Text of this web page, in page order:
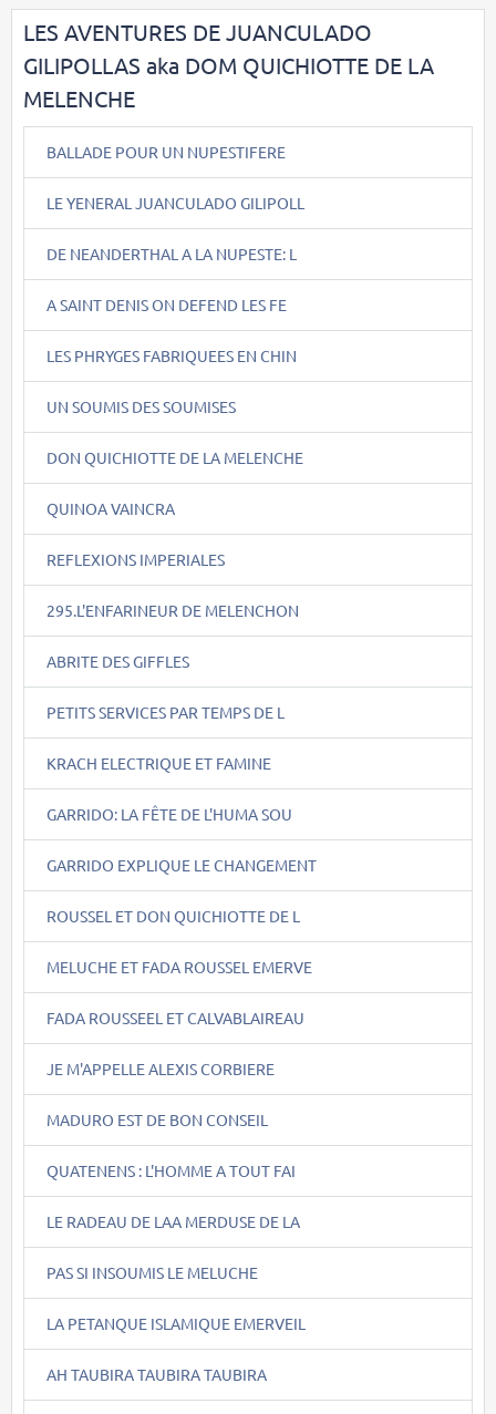
LES AVENTURES DE JUANCULADO
GILIPOLLAS aka DOM QUICHIOTTE DE LA
MELENCHE
BALLADE POUR UN NUPESTIFERE
LE YENERAL JUANCULADO GILIPOLL
DE NEANDERTHAL A LA NUPESTE: L
A SAINT DENIS ON DEFEND LES FE
LES PHRYGES FABRIQUEES EN CHIN
UN SOUMIS DES SOUMISES
DON QUICHIOTTE DE LA MELENCHE
QUINOA VAINCRA
REFLEXIONS IMPERIALES
295.L'ENFARINEUR DE MELENCHON
ABRITE DES GIFFLES
PETITS SERVICES PAR TEMPS DE L
KRACH ELECTRIQUE ET FAMINE
GARRIDO: LA FÊTE DE L'HUMA SOU
GARRIDO EXPLIQUE LE CHANGEMENT
ROUSSEL ET DON QUICHIOTTE DE L
MELUCHE ET FADA ROUSSEL EMERVE
FADA ROUSSEEL ET CALVABLAIREAU
JE M'APPELLE ALEXIS CORBIERE
MADURO EST DE BON CONSEIL
QUATENENS : L'HOMME A TOUT FAI
LE RADEAU DE LAA MERDUSE DE LA
PAS SI INSOUMIS LE MELUCHE
LA PETANQUE ISLAMIQUE EMERVEIL
AH TAUBIRA TAUBIRA TAUBIRA